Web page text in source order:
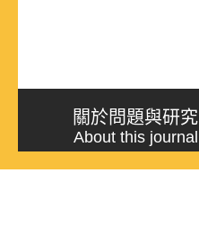
關於問題與研究
About this journal